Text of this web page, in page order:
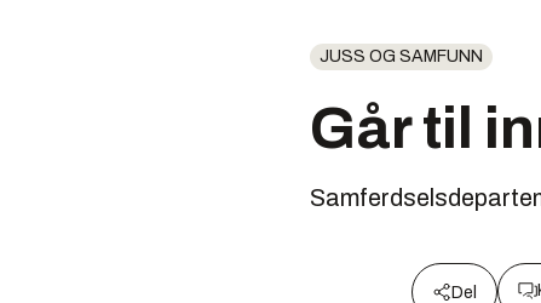
JUSS OG SAMFUNN
Går til
Del